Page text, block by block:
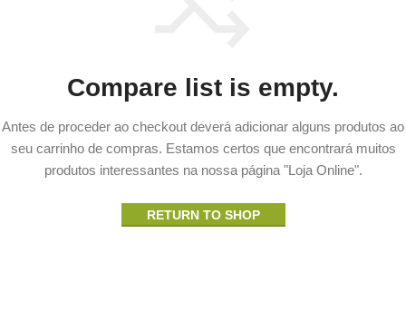
Compare list is empty.
Antes de proceder ao checkout deverá adicionar alguns produtos ao
seu carrinho de compras. Estamos certos que encontrará muitos
produtos interessantes na nossa página "Loja Online".
RETURN TO SHOP